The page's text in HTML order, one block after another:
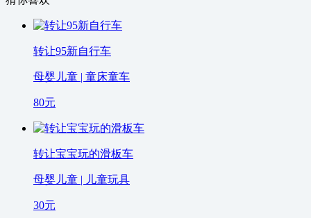
转让95新自行车
母婴儿童 | 童床童车
80元
转让宝宝玩的滑板车
母婴儿童 | 儿童玩具
30元